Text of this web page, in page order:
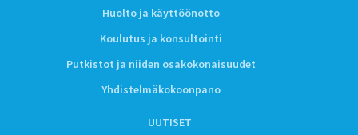
Huolto ja käyttöönotto
Koulutus ja konsultointi
Putkistot ja niiden osakokonaisuudet
Yhdistelmäkokoonpano
UUTISET